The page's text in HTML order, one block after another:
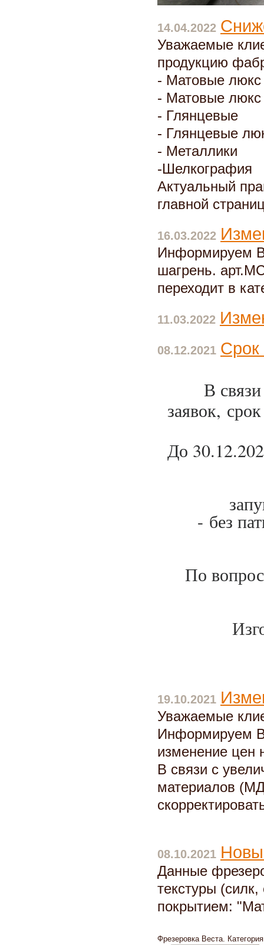
14.04.2022
Уважаемые
продукцию
- Матовые люкс
- Матовые люкс
- Глянцевые
- Глянцевые
- Металлики
-Шелкография
Актуальный
главной
16.03.2022
Информируем
шагрень.
переходит в
11.03.2022
08.12.2021 Срок
В
заявок,
До
- без
По
19.10.2021
Уважаемые
Информируем
изменение цен
В связи с
материалов
08.10.2021
Данные
текстуры
покрытием:
Фрезеровка Веста.